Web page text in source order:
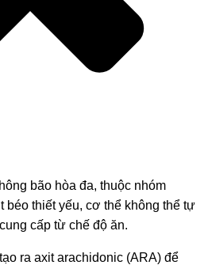
bão hòa đa, thuộc nhóm
béo thiết yếu, cơ thể không thể tự
cấp từ chế độ ăn.
ra axit arachidonic (ARA) để